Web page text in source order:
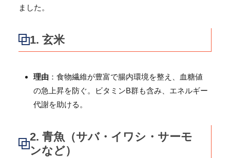
ました。
1. 玄米
理由 ：食物繊維が豊富で腸内環境を整え、血糖値
の急上昇を防ぐ。ビタミンB群も含み、エネルギー
代謝を助ける。
2. 青魚（サバ・イワシ・サーモ
ンなど）